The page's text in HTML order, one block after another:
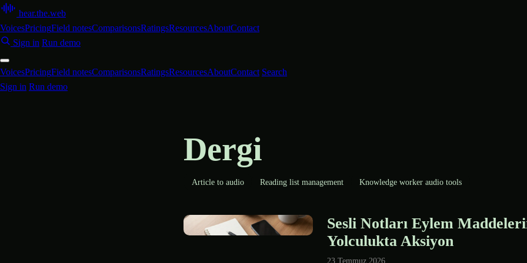
Dergi
Article to audio Reading list management Knowledge worker audio tools
Sesli Notları Eylem
Yolculukta Aksiyon
23 Temmuz 2026
hear.the.web
VoicesPricingField notesComparisonsRatingsResourcesAboutContact
Sign in Run demo
VoicesPricingField notesComparisonsRatingsResourcesAboutContact Search
Sign in Run demo